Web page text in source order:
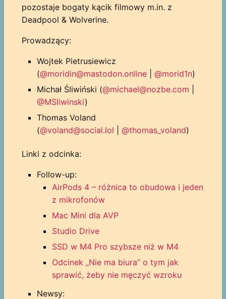
pozostaje bogaty kącik filmowy m.in. z
Deadpool & Wolverine.
Prowadzący:
Wojtek Pietrusiewicz
(@moridin@mastodon.online| @morid1n)
Michał Śliwiński (@michael@nozbe.com
@MSliwinski)
Thomas Voland
(@voland@social.lol @thomas_voland)
Linki z odcinka:
Follow-up:
AirPods 4 – różnica to obudowa i jeden
z mikrofonów
Mac Mini dla AVP
Studio Drive
SSD w M4 Pro szybsze niż w M4
Odcinek „Nie ma biura” o tym jak
sprawić, żeby nie męczyć wzroku
Newsy: